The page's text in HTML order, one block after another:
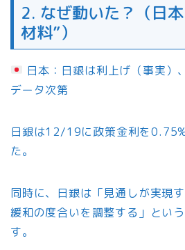
2. なぜ動いた？（日
材料”）
日本：日銀は利上げ（事実）
データ次第
日銀は12/19に政策金利を
た。
同時に、日銀は「見通しが実現
緩和の度合いを調整する」とい
す。